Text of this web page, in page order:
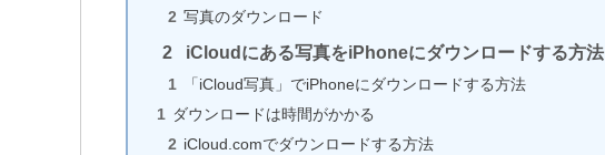
iPhoneをケーブルで繋いでもPCが認識し
ない原因7選
写真のダウンロード
iCloudにある写真をiPhoneにダウンロードする方法
「iCloud写真」でiPhoneにダウンロードする方法
ダウンロードは時間がかかる
iCloud.comでダウンロードする方法